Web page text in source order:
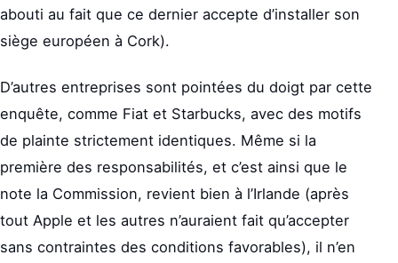
abouti au fait que ce dernier accepte d’installer son
siège européen à Cork).
D’autres entreprises sont pointées du doigt par cette
enquête, comme Fiat et Starbucks, avec des motifs
de plainte strictement identiques. Même si la
première des responsabilités, et c’est ainsi que le
note la Commission, revient bien à l’Irlande (après
tout Apple et les autres n’auraient fait qu’accepter
sans contraintes des conditions favorables), il n’en